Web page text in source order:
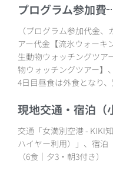
プログラム参加費
（プログラム参加代金
アー代金【流氷ウォーキ
生動物ウォッチングツア
物ウォッチングツアー
4日目昼食は外食となり
現地交通・宿泊（
交通「女満別空港 - KIKI
ハイヤー利用）」、宿泊
（6食｜夕3・朝3付き）